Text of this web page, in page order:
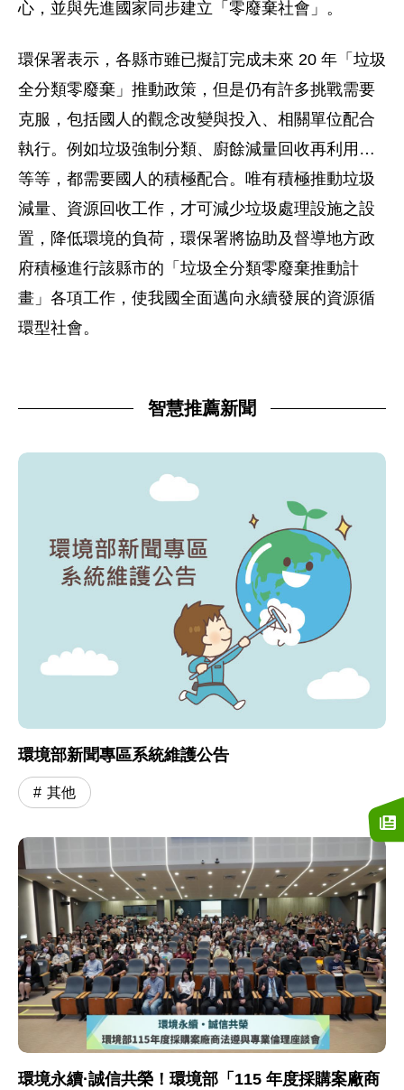
心，並與先進國家同步建立「零廢棄社會」。
環保署表示，各縣市雖已擬訂完成未來 20 年「垃圾
全分類零廢棄」推動政策，但是仍有許多挑戰需要
克服，包括國人的觀念改變與投入、相關單位配合
執行。例如垃圾強制分類、廚餘減量回收再利用…
等等，都需要國人的積極配合。唯有積極推動垃圾
減量、資源回收工作，才可減少垃圾處理設施之設
置，降低環境的負荷，環保署將協助及督導地方政
府積極進行該縣市的「垃圾全分類零廢棄推動計
畫」各項工作，使我國全面邁向永續發展的資源循
環型社會。
智慧推薦新聞
環境部新聞專區系統維護公告
其他
環境永續·誠信共榮！環境部「115 年度採購案廠商